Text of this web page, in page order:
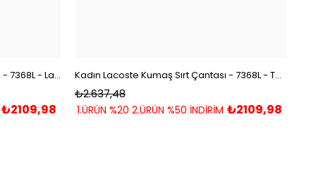
Kadın Lacoste Kumaş Sırt Çantası - 7368L - Lacivert
₺2109,98
Kadın Lacoste Kumaş Sırt Çantası - 7368L - Taba
₺2.637,48
1.ÜRÜN %20 2.ÜRÜN %50 İNDİRİM ₺2109,98